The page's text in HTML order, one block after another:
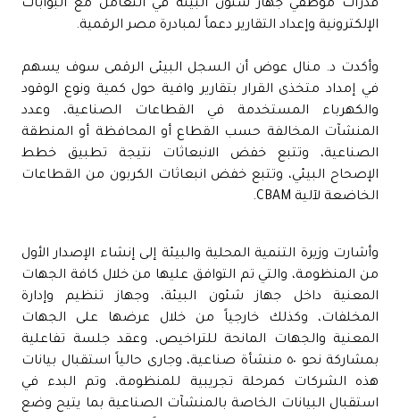
قدرات موظفي جهاز شئون البيئة في التعامل مع البوابات
الإلكترونية وإعداد التقارير دعماً لمبادرة مصر الرقمية.
وأكدت د. منال عوض أن السجل البيئى الرقمى سوف يسهم
في إمداد متخذى القرار بتقارير وافية حول كمية ونوع الوقود
والكهرباء المستخدمة في القطاعات الصناعية، وعدد
المنشآت المخالفة حسب القطاع أو المحافظة أو المنطقة
الصناعية، وتتبع خفض الانبعاثات نتيجة تطبيق خطط
الإصحاح البيئي، وتتبع خفض انبعاثات الكربون من القطاعات
الخاضعة لآلية CBAM.
وأشارت وزيرة التنمية المحلية والبيئة إلى إنشاء الإصدار الأول
من المنظومة، والتي تم التوافق عليها من خلال كافة الجهات
المعنية داخل جهاز شئون البيئة، وجهاز تنظيم وإدارة
المخلفات، وكذلك خارجياً من خلال عرضها على الجهات
المعنية والجهات المانحة للتراخيص، وعقد جلسة تفاعلية
بمشاركة نحو ٥٠ منشأة صناعية، وجارى حالياً استقبال بيانات
هذه الشركات كمرحلة تجريبية للمنظومة، وتم البدء في
استقبال البيانات الخاصة بالمنشآت الصناعية بما يتيح وضع